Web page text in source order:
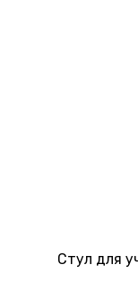
Стул для